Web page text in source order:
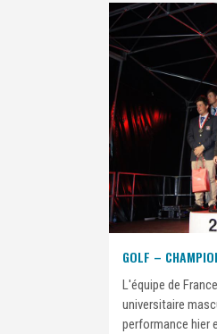
GOLF –
L'équipe de
universitaire
performance hier